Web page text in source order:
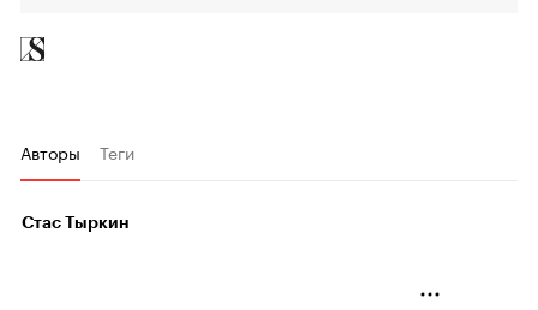
Авторы Теги
Стас Тыркин